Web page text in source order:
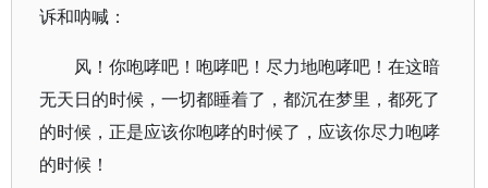
诉和呐喊：
风！你咆哮吧！咆哮吧！尽力地咆哮吧！在这暗
无天日的时候，一切都睡着了，都沉在梦里，都死了
的时候，正是应该你咆哮的时候了，应该你尽力咆哮
的时候！